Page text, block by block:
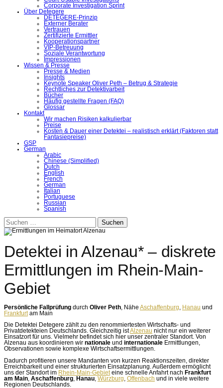
Corporate Investigation Sprint
Über Detegere
DETEGERE-Prinzip
Externer Berater
Vertrauen
Zertifizierte Ermittler
Kooperationspartner
VIP-Betreuung
Soziale Verantwortung
Impressionen
Wissen & Presse
Presse & Medien
Insights
Keynote Speaker Oliver Peth – Betrug & Strategie
Rechtliches zur Detektivarbeit
Bücher
Häufig gestellte Fragen (FAQ)
Glossar
Kontakt
Wir machen Risiken kalkulierbar
Preise
Kosten & Dauer einer Detektei – realistisch erklärt (Faktoren statt
Fantasiepreise)
GSP
German
Arabic
Chinese (Simplified)
Dutch
English
French
German
Italian
Portuguese
Russian
Spanish
Suchen
nach:
Detektei in Alzenau* – diskrete
Ermittlungen im Rhein-Main-
Gebiet
Persönliche Fallprüfung durch Oliver Peth , Nähe Aschaffenburg Hanau und
Frankfurt am Main
Die Detektei Detegere zählt zu den renommiertesten Wirtschafts- und
Privatdetekteien Deutschlands. Gleichzeitig istAlzenau nicht nur ein weiterer
Einsatzort für uns. Vielmehr befindet sich hier unser zentraler Standort. Von
Alzenau aus koordinieren wir nationale und internationale Ermittlungen,
Observationen sowie komplexe Wirtschaftsermittlungen.
Dadurch profitieren unsere Mandanten von kurzen Reaktionszeiten, direkter
Erreichbarkeit und einer strukturierten Einsatzplanung. Außerdem ermöglicht
uns der Standort im Rhein-Main-Gebiet eine schnelle Anfahrt nach Frankfurt
am Main Aschaffenburg Hanau Würzburg Offenbach und in viele weitere
Regionen Deutschlands.